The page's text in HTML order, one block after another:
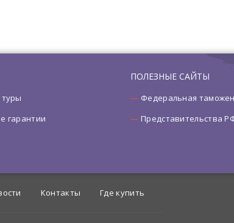
гарантии
ПОЛЕЗНЫЕ САЙТЫ
Федеральная
Представительства
Контакты Где купить